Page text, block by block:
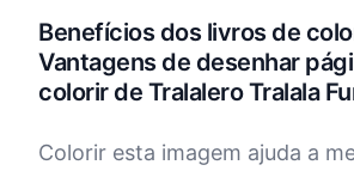
Benefícios dos livros de
Vantagens de desenhar
colorir de Tralalero Tralala
Colorir esta imagem ajuda a